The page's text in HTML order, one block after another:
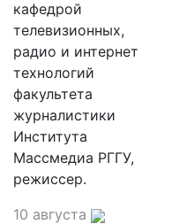
кафедрой
телевизионных,
радио и интернет
технологий
факультета
журналистики
Института
Массмедиа РГГУ,
режиссер.
10 августа